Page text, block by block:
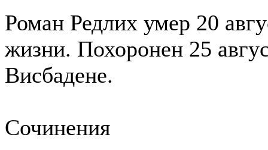
Роман Редлих умер 20
жизни. Похоронен 25
Висбадене.
Сочинения